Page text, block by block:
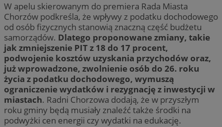
W apelu skierowanym do premiera Rada Miasta
Chorzów podkreśla, że wpływy z podatku dochodowego
od osób fizycznych stanowią znaczną część budżetu
samorządów. Dlatego proponowane zmiany, takie
jak zmniejszenie PIT z 18 do 17 procent,
podwojenie kosztów uzyskania przychodów oraz,
już wprowadzone, zwolnienie osób do 26. roku
życia z podatku dochodowego, wymuszą
ograniczenie wydatków i rezygnację z inwestycji w
miastach. Radni Chorzowa dodają, że w przyszłym
roku gminy będą musiały znaleźć także środki na
podwyżki cen energii czy wydatki na edukację.